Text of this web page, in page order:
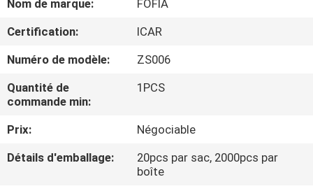
NOUS
VISITE
D'USINE
CONTRÔLE
Nom de marque:
FOFIA
Certification:
ICAR
Numéro de modèle:
ZS006
Quantité de
commande min:
1PCS
Prix:
Négociable
Détails d'emballage:
20pcs par sac, 2000pcs par
boîte